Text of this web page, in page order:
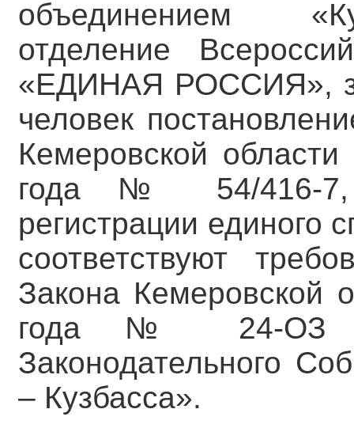
объединением
отделение
«ЕДИНАЯ РОССИЯ»,
человек
Кемеровской
года № 54/416-7,
регистрации единого
соответствуют
Закона Кемеровской
года № 24-ОЗ
Законодательного
– Кузбасса».